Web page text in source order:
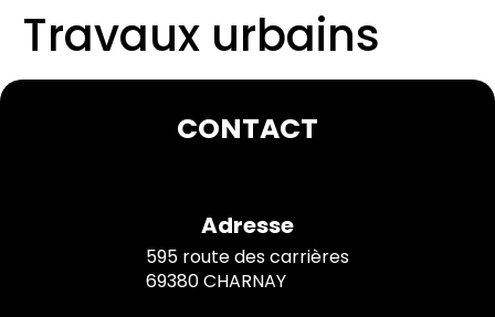
Travaux urbains
CONTACT
Adresse
595 route des carrières
69380 CHARNAY